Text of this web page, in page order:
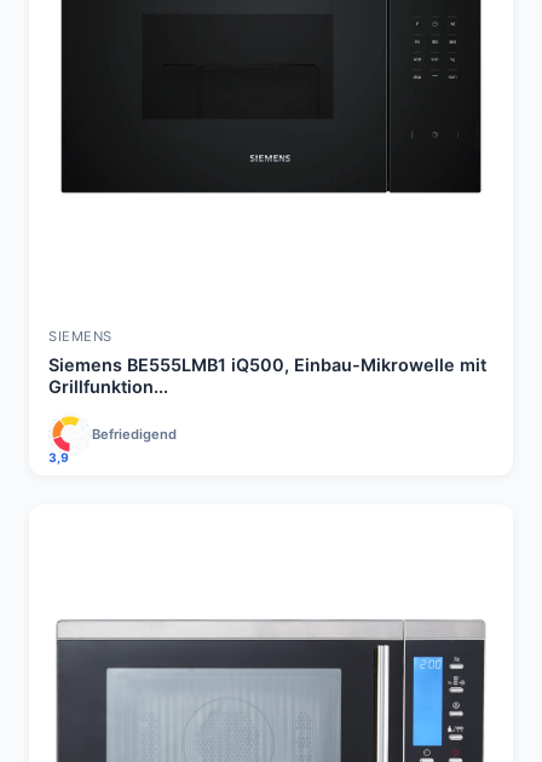
SIEMENS
Siemens BE555LMB1 iQ500, Einbau-Mikrowelle mit
Grillfunktion...
3,9
Befriedigend